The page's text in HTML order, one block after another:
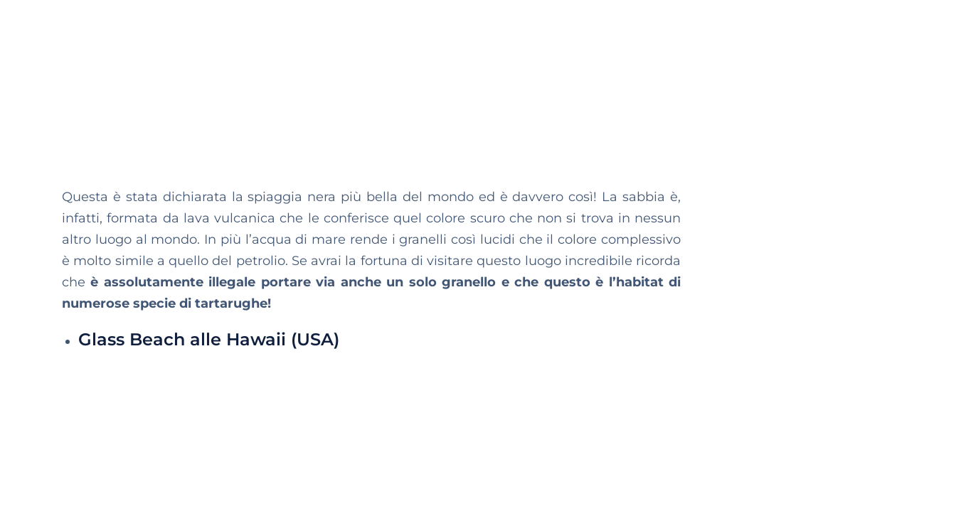
Questa è stata dichiarata la spiaggia nera più bella del mondo ed è davvero così! La sabbia è,
infatti, formata da lava vulcanica che le conferisce quel colore scuro che non si trova in nessun
altro luogo al mondo. In più l’acqua di mare rende i granelli così lucidi che il colore complessivo
è molto simile a quello del petrolio. Se avrai la fortuna di visitare questo luogo incredibile ricorda
cheè assolutamente illegale portare via anche un solo granello e che questo è l’habitat di
numerose specie di tartarughe!
Glass Beach alle Hawaii (USA)